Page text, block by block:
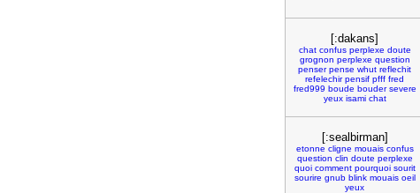
[:dakans]
chat confus perplexe doute
grognon perplexe question
penser pense whut reflechit
refelechir pensif pfff fred
fred999 boude bouder severe
yeux isami chat
[:sealbirman]
etonne cligne mouais confus
question clin doute perplexe
quoi comment pourquoi sourit
sourire gnub blink mouais oeil
yeux